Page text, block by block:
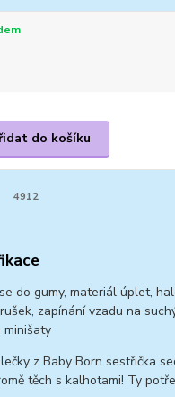
do košíku
4912
do gumy, materiál úplet,
zapínání vzadu na
minišaty
z Baby Born sestřička
těch s kalhotami! Ty